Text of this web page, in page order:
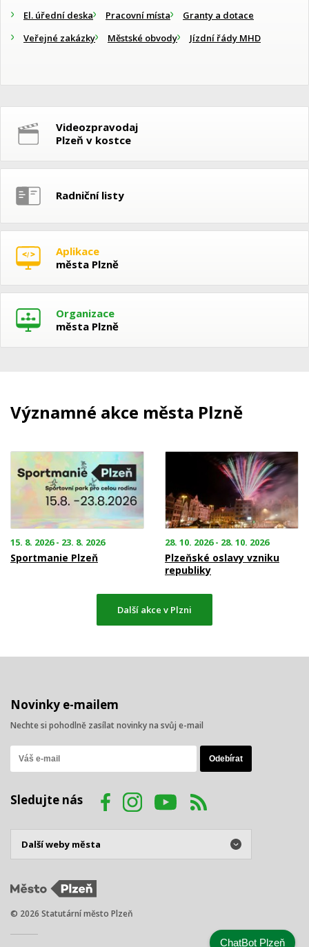
El. úřední deska
Pracovní místa
Granty a dotace
Veřejné zakázky
Městské obvody Jízdní řády MHD
Videozpravodaj
Plzeň v kostce
Radniční listy
Aplikace
města Plzně
Organizace
města Plzně
Významné akce města Plzně
15. 8. 2026 - 23. 8. 2026
Sportmanie Plzeň
28. 10. 2026 - 28. 10. 2026
Plzeňské oslavy vzniku
republiky
Další akce v Plzni
Novinky e-mailem
Nechte si pohodlně zasílat novinky na svůj e-mail
Sledujte nás
© 2026 Statutární město Plzeň
ChatBot Plzeň